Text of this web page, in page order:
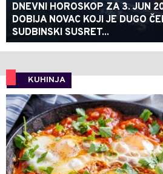
DNEVNI HOROSKOP ZA 3. JUN
DOBIJA NOVAC KOJI JE DUGO
SUDBINSKI SUSRET...
KUHINJA